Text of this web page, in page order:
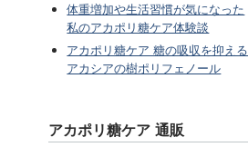
体重増加や生活習慣が気になった
私のアカポリ糖ケア体験談
アカポリ糖ケア 糖の吸収を抑える
アカシアの樹ポリフェノール
アカポリ糖ケア 通販